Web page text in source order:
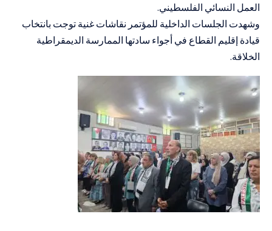
العمل النسائي الفلسطيني.
وشهدت الجلسات الداخلية للمؤتمر نقاشات غنية توجت بانتخاب
قيادة إقليم القطاع في أجواء سادتها الممارسة الديمقراطية
الخلاقة.